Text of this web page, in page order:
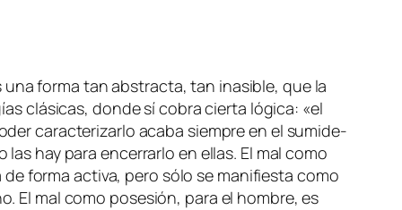
una for­ma tan abs­trac­ta, tan inasi­ble, que la
clá­si­cas, don­de sí co­bra cier­ta ló­gi­ca: «el
ca­rac­te­ri­zar­lo aca­ba siem­pre en el su­mi­de­
hay pa­ra en­ce­rrar­lo en ellas. El mal co­mo
for­ma ac­ti­va, pe­ro só­lo se ma­ni­fies­ta co­mo
El mal co­mo po­se­sión, pa­ra el hom­bre, es